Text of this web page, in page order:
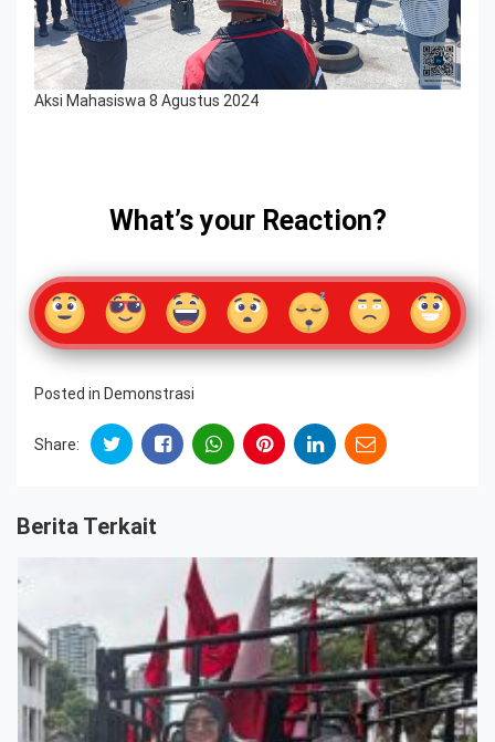
Aksi Mahasiswa 8 Agustus 2024
What’s your Reaction?
Posted in Demonstrasi
Share:
Berita Terkait